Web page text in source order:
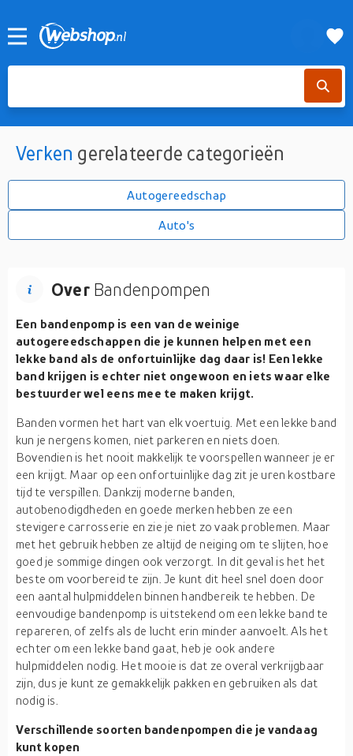
Verken gerelateerde categorieën
Autogereedschap
Auto's
OverBandenpompen
Een bandenpomp is een van de weinige
autogereedschappen die je kunnen helpen met een
lekke band als de onfortuinlijke dag daar is! Een lekke
band krijgen is echter niet ongewoon en iets waar elke
bestuurder wel eens mee te maken krijgt.
Banden vormen het hart van elk voertuig. Met een lekke band
kun je nergens komen, niet parkeren en niets doen.
Bovendien is het nooit makkelijk te voorspellen wanneer je er
een krijgt. Maar op een onfortuinlijke dag zit je uren kostbare
tijd te verspillen. Dankzij moderne banden,
autobenodigdheden en goede merken hebben ze een
stevigere carrosserie en zie je niet zo vaak problemen. Maar
met het gebruik hebben ze altijd de neiging om te slijten, hoe
goed je sommige dingen ook verzorgt. In dit geval is het het
beste om voorbereid te zijn. Je kunt dit heel snel doen door
een aantal hulpmiddelen binnen handbereik te hebben. De
eenvoudige bandenpomp is uitstekend om een lekke band te
repareren, of zelfs als de lucht erin minder aanvoelt. Als het
echter om een lekke band gaat, heb je ook andere
hulpmiddelen nodig. Het mooie is dat ze overal verkrijgbaar
zijn, dus je kunt ze gemakkelijk pakken en gebruiken als dat
nodig is.
Verschillende soorten bandenpompen die je vandaag
kunt kopen